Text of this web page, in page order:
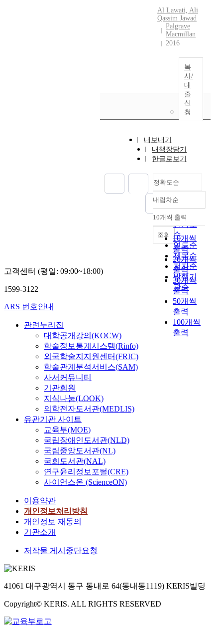
Al Lawati, Ali
Qassim Jawad
Palgrave
Macmillan
2016
복
사/
대
출
신
청
내보내기
내책장담기
한글로보기
정확도순
정확도
순
인기도
순
연도순
제목순
저자순
발행기
관순
내림차순
내림차순
10개씩 출력
10개씩
출력
20개씩
출력
30개씩
출력
50개씩
출력
100개씩
출력
조회
고객센터 (평일: 09:00~18:00)
1599-3122
ARS 번호안내
관련누리집
대학공개강의(KOCW)
학술정보통계시스템(Rinfo)
외국학술지지원센터(FRIC)
학술관계분석서비스(SAM)
사서커뮤니티
기관회원
지식나눔(LOOK)
의학전자도서관(MEDLIS)
유관기관 사이트
교육부(MOE)
국립장애인도서관(NLD)
국립중앙도서관(NL)
국회도서관(NAL)
연구윤리정보포털(CRE)
사이언스온 (ScienceON)
이용약관
개인정보처리방침
개인정보 재동의
기관소개
저작물 게시중단요청
41061 대구광역시 동구 동내로 64(동내동1119) KERIS빌딩
Copyright© KERIS. ALL RIGHTS RESERVED